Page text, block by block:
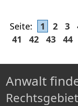
Seite: 1 2 3
41
42 43 44
Anwalt